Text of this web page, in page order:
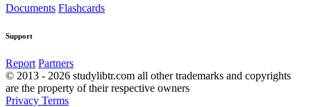
Documents Flashcards
Support
Report Partners
© 2013 - 2026 studylibtr.com all other trademarks and copyrights
are the property of their respective owners
Privacy Terms